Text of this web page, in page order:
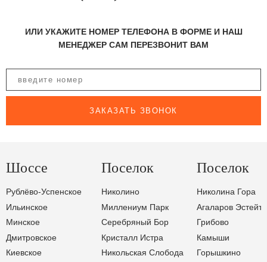
ИЛИ УКАЖИТЕ НОМЕР ТЕЛЕФОНА В ФОРМЕ И НАШ
МЕНЕДЖЕР САМ ПЕРЕЗВОНИТ ВАМ
ЗАКАЗАТЬ ЗВОНОК
Шоссе
Рублёво-Успенское
Ильинское
Минское
Дмитровское
Киевское
Поселок
Николино
Миллениум Парк
Серебряный Бор
Кристалл Истра
Никольская Слобода
Поселок
Николина Гора
Агаларов Эстейт
Грибово
Камыши
Горышкино